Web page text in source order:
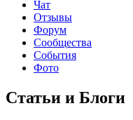
Чат
Отзывы
Форум
Сообщества
События
Фото
Статьи и Блоги